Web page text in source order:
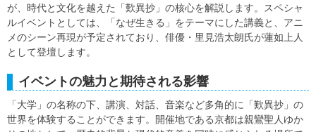
が、時代と文化を越えた「歎異抄」の核心を解説します。スペシャ
ルイベントとしては、「なぜ生きる」をテーマにした講義と、アニ
メのシーン再現が予定されており、俳優・里見浩太朗氏が蓮如上人
として登壇します。
イベントの魅力と期待される影響
「大学」の名称の下、講演、対話、音楽など多角的に「歎異抄」の
世界を体験することができます。開催地である京都は親鸞聖人ゆか